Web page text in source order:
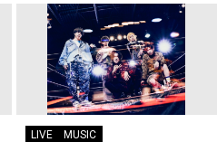
LIVE MUSIC